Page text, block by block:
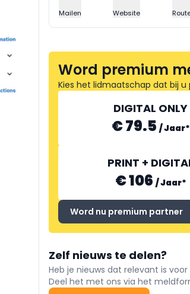
Mailen Website
Word premium
Kies het lidmaatschap dat bij u
DIGITAL ONLY
€ 79.5 /Jaar*
PRINT +
€ 106 /Jaar*
Word nu premium partner
Zelf nieuws te delen?
Heb je nieuws dat relevant is
Deel het met ons via het